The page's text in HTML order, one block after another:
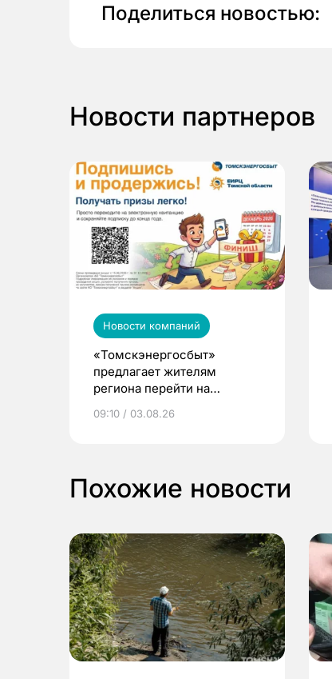
Поделиться новостью:
Новости партнеров
Новости компаний
«Томскэнергосбыт»
предлагает жителям
региона перейти на
выиграть призы
09:10 / 03.08.26
Похожие новости